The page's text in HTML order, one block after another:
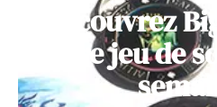
Découvrez
notre jeu de